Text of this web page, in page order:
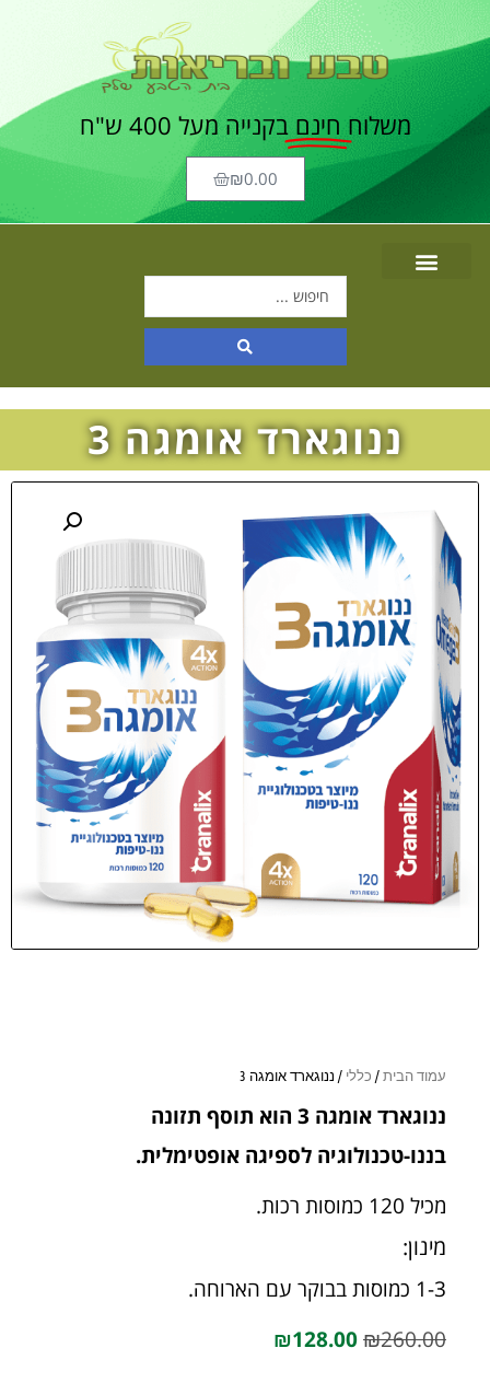
משלוח חינם בקנייה מעל 400 ש"ח
₪0.00
ננוגארד אומגה 3
עמוד הבית/ כללי / ננוגארד אומגה 3
ננוגארד אומגה 3 הוא תוסף תזונה
בננו-טכנולוגיה לספיגה אופטימלית.
מכיל 120 כמוסות רכות.
מינון:
1-3 כמוסות בבוקר עם הארוחה.
₪260.00
₪128.00